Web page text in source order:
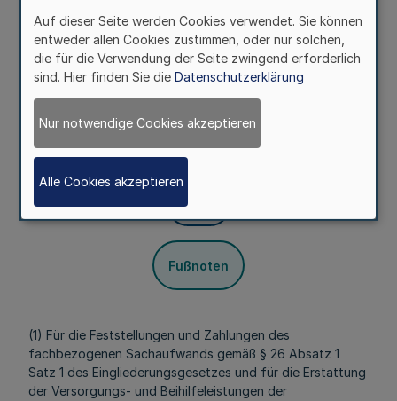
(2) Nach Ablauf des Kalenderjahres wird aufgrund der
tatsächlichen Fallzahlen eine Abrechnung unter
Zugrundelegung der im vorangegangen Jahr gezahlten
Abschläge vorgenommen. Überzahlungen werden mit den
laufend zu zahlenden Abschlägen verrechnet.
§ 5a
Zuständigkeit
Mehr
Fußnoten
(1) Für die Feststellungen und Zahlungen des
fachbezogenen Sachaufwands gemäß § 26 Absatz 1
Satz 1 des Eingliederungsgesetzes und für die Erstattung
der Versorgungs- und Beihilfeleistungen der
Auf dieser Seite werden Cookies verwendet. Sie können
entweder allen Cookies zustimmen, oder nur solchen,
die für die Verwendung der Seite zwingend erforderlich
sind. Hier finden Sie die Datenschutzerklärung
Nur notwendige Cookies akzeptieren
Alle Cookies akzeptieren